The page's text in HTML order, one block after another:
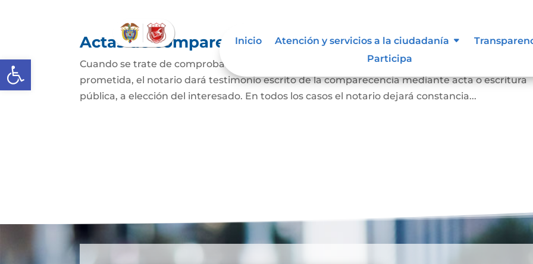
Abrir barra de herramientas
Inicio Atención y servicios a la ciudadanía
Participa
Actas de comparecencia para otorgar escritura pública
Cuando se trate de comprobar que una persona concurrió a la notaría a otorgar una escritura
prometida, el notario dará testimonio escrito de la comparecencia mediante acta o escritura
pública, a elección del interesado. En todos los casos el notario dejará constancia...